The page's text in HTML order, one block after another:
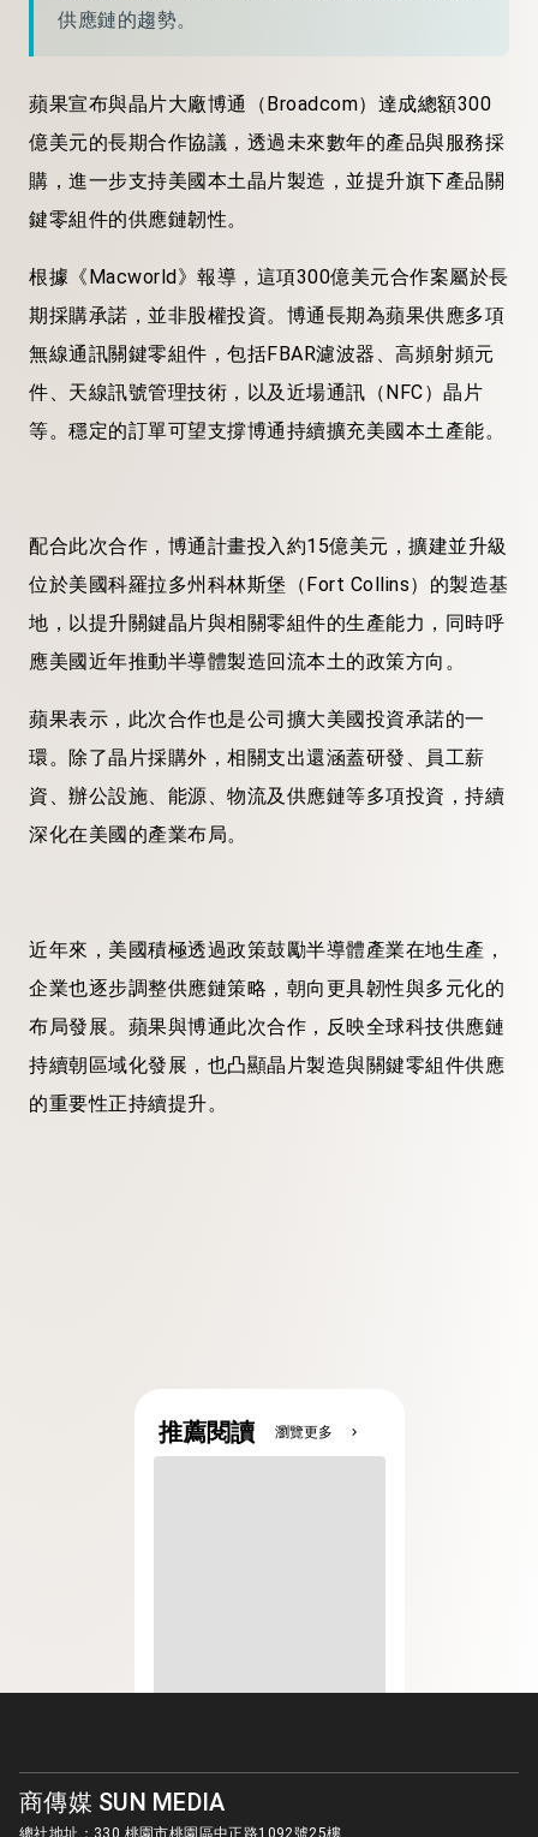
供應鏈的趨勢。
蘋果宣布與晶片大廠博通（Broadcom）達成總額300
億美元的長期合作協議，透過未來數年的產品與服務採
購，進一步支持美國本土晶片製造，並提升旗下產品關
鍵零組件的供應鏈韌性。
根據《Macworld》報導，這項300億美元合作案屬於長
期採購承諾，並非股權投資。博通長期為蘋果供應多項
無線通訊關鍵零組件，包括FBAR濾波器、高頻射頻元
件、天線訊號管理技術，以及近場通訊（NFC）晶片
等。穩定的訂單可望支撐博通持續擴充美國本土產能。
配合此次合作，博通計畫投入約15億美元，擴建並升級
位於美國科羅拉多州科林斯堡（Fort Collins）的製造基
地，以提升關鍵晶片與相關零組件的生產能力，同時呼
應美國近年推動半導體製造回流本土的政策方向。
蘋果表示，此次合作也是公司擴大美國投資承諾的一
環。除了晶片採購外，相關支出還涵蓋研發、員工薪
資、辦公設施、能源、物流及供應鏈等多項投資，持續
深化在美國的產業布局。
近年來，美國積極透過政策鼓勵半導體產業在地生產，
企業也逐步調整供應鏈策略，朝向更具韌性與多元化的
布局發展。蘋果與博通此次合作，反映全球科技供應鏈
持續朝區域化發展，也凸顯晶片製造與關鍵零組件供應
的重要性正持續提升。
推薦閱讀 瀏覽更多 chevron_right
商傳媒 SUN MEDIA
總社地址：330 桃園市桃園區中正路1092號25樓